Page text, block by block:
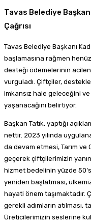
Tavas Belediye
Çağrısı
Tavas Belediye Başkanı
başlamasına rağmen
desteği ödemelerinin
vurguladı. Çiftçiler,
imkansız hale geleceğini
yaşanacağını belirtiyor.
Başkan Tatık, yaptığı
nettir. 2023 yılında
da devam etmesi, Tarım ve
geçerek çiftçilerimizin
hizmet bedelinin yüzde
yeniden başlatması,
hayati önem taşımaktadır.
gerekli adımların atılması,
Üreticilerimizin seslerine